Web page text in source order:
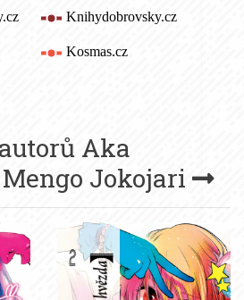
Aka
Mengo Jokojari